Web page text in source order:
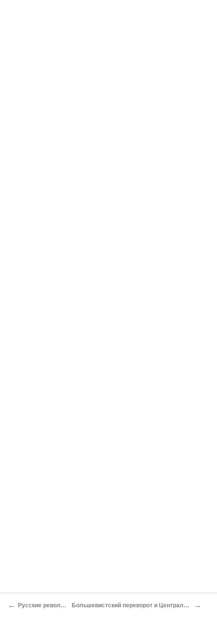
← Русские революции Большевистский переворот и Центральная Рада →